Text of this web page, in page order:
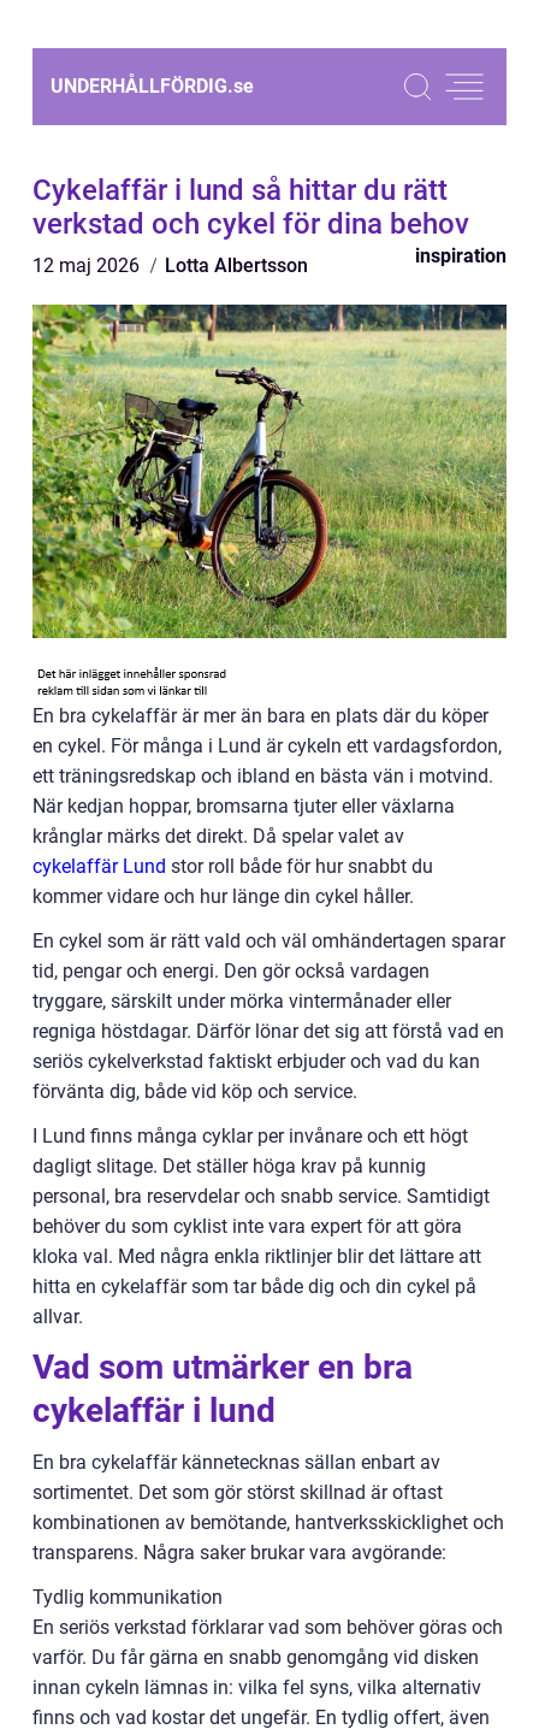
UNDERHÅLLFÖRDIG.se
Cykelaffär i lund så hittar du rätt
verkstad och cykel för dina behov
12 maj 2026 Lotta Albertsson inspiration
En bra cykelaffär är mer än bara en plats där du köper
en cykel. För många i Lund är cykeln ett vardagsfordon,
ett träningsredskap och ibland en bästa vän i motvind.
När kedjan hoppar, bromsarna tjuter eller växlarna
krånglar märks det direkt. Då spelar valet av
cykelaffär Lund stor roll både för hur snabbt du
kommer vidare och hur länge din cykel håller.
En cykel som är rätt vald och väl omhändertagen sparar
tid, pengar och energi. Den gör också vardagen
tryggare, särskilt under mörka vintermånader eller
regniga höstdagar. Därför lönar det sig att förstå vad en
seriös cykelverkstad faktiskt erbjuder och vad du kan
förvänta dig, både vid köp och service.
I Lund finns många cyklar per invånare och ett högt
dagligt slitage. Det ställer höga krav på kunnig
personal, bra reservdelar och snabb service. Samtidigt
behöver du som cyklist inte vara expert för att göra
kloka val. Med några enkla riktlinjer blir det lättare att
hitta en cykelaffär som tar både dig och din cykel på
allvar.
Vad som utmärker en bra
cykelaffär i lund
En bra cykelaffär kännetecknas sällan enbart av
sortimentet. Det som gör störst skillnad är oftast
kombinationen av bemötande, hantverksskicklighet och
transparens. Några saker brukar vara avgörande:
Tydlig kommunikation
En seriös verkstad förklarar vad som behöver göras och
varför. Du får gärna en snabb genomgång vid disken
innan cykeln lämnas in: vilka fel syns, vilka alternativ
finns och vad kostar det ungefär. En tydlig offert, även